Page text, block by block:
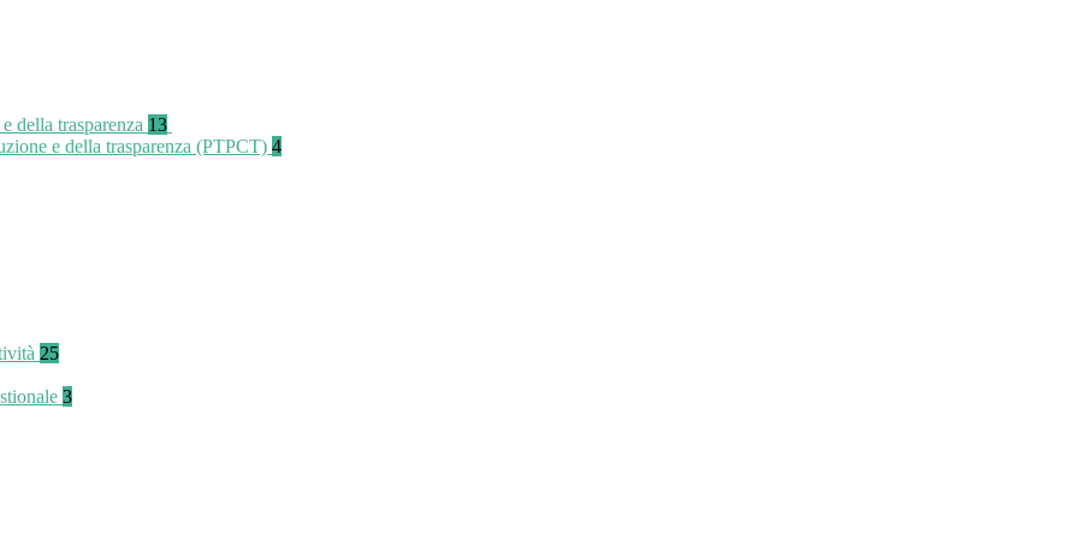
della trasparenza 13
e della trasparenza (PTPCT) 4
25
3